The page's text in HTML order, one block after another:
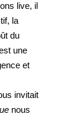
live, il
la
du
une
et
invitait
nous